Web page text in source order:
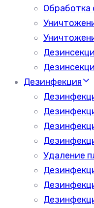
Обработка
Дезинфекция
Удаление